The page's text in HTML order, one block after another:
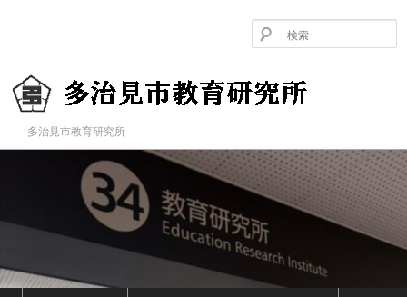
多治見市教育研究所
多治見市教育研究所